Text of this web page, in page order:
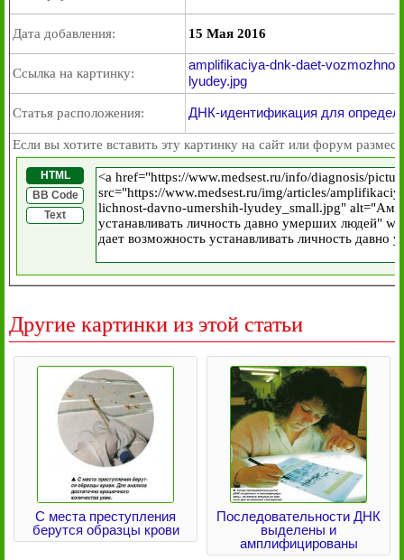
Дата добавления: 15 Мая 2016
Ссылка на картинку:
amplifikaciya-dnk-daet-
lyudey.jpg
Статья расположения: ДНК-идентификация для
Если вы хотите вставить эту картинку на сайт или форум
HTML
BB Code
Text
Другие картинки из этой статьи
С места преступления
берутся образцы крови
Последовательности ДНК
выделены и
амплифицированы